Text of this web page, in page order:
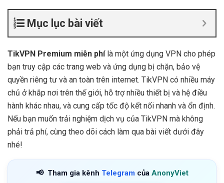
Mục lục bài viết
TikVPN Premium miễn phílà một ứng dụng VPN cho phép
bạn truy cập các trang web và ứng dụng bị chặn, bảo vệ
quyền riêng tư và an toàn trên internet. TikVPN có nhiều máy
chủ ở khắp nơi trên thế giới, hỗ trợ nhiều thiết bị và hệ điều
hành khác nhau, và cung cấp tốc độ kết nối nhanh và ổn định.
Nếu bạn muốn trải nghiệm dịch vụ của TikVPN mà không
phải trả phí, cùng theo dõi cách làm qua bài viết dưới đây
nhé!
📢 Tham gia kênh Telegram của AnonyViet